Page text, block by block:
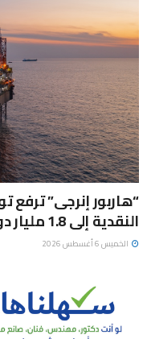
“هاربور إنرجى” ترفع
النقدية إلى 1.8 مليار دولار
الخميس 6 أغسطس 2026